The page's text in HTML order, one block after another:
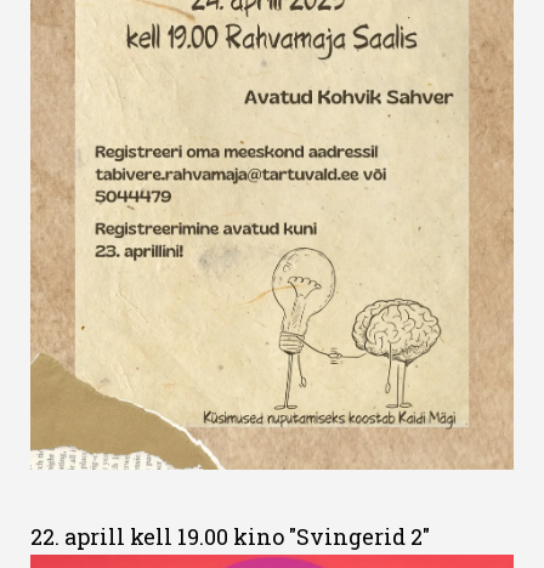
22. aprill kell 19.00 kino "Svingerid 2"